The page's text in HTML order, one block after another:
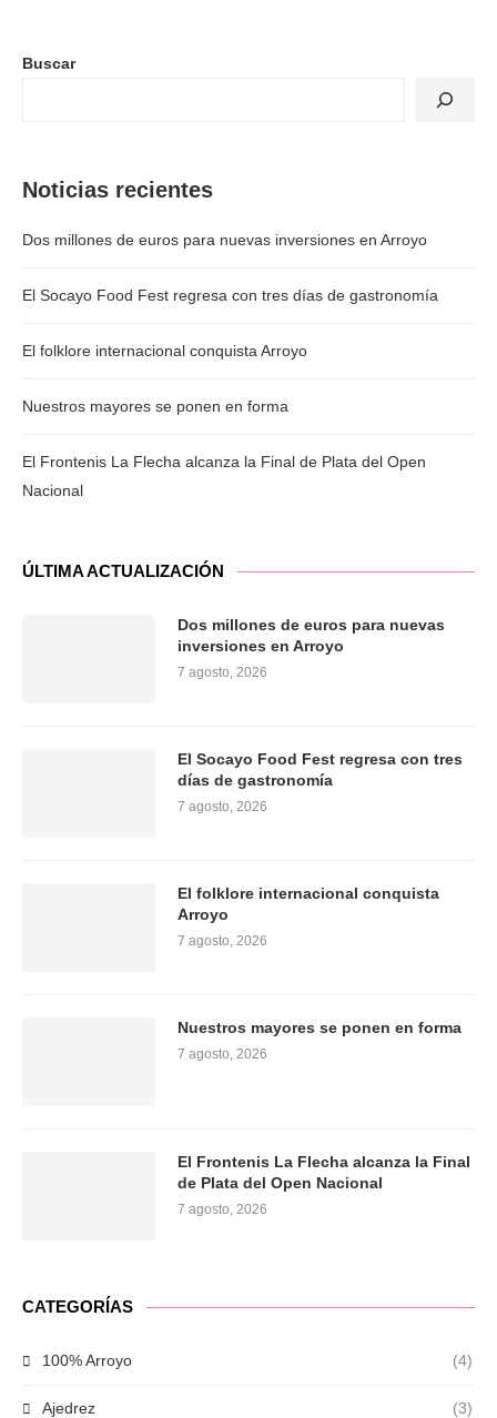
Buscar
Noticias recientes
Dos millones de euros para nuevas inversiones en Arroyo
El Socayo Food Fest regresa con tres días de gastronomía
El folklore internacional conquista Arroyo
Nuestros mayores se ponen en forma
El Frontenis La Flecha alcanza la Final de Plata del Open
Nacional
ÚLTIMA ACTUALIZACIÓN
Dos millones de euros para nuevas
inversiones en Arroyo
7 agosto, 2026
El Socayo Food Fest regresa con tres
días de gastronomía
7 agosto, 2026
El folklore internacional conquista
Arroyo
7 agosto, 2026
Nuestros mayores se ponen en forma
7 agosto, 2026
El Frontenis La Flecha alcanza la Final
de Plata del Open Nacional
7 agosto, 2026
CATEGORÍAS
100% Arroyo (4)
Ajedrez (3)